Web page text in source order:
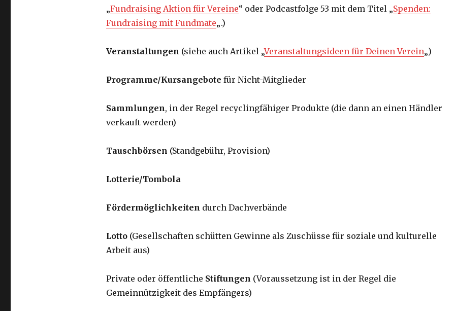
„Fundraising Aktion für Vereine“ oder Podcastfolge 53 mit dem Titel „Spenden:
Fundraising mit Fundmate„.)
Veranstaltungen (siehe auch Artikel „Veranstaltungsideen für Deinen Verein„)
Programme/Kursangebote für Nicht-Mitglieder
Sammlungen, in der Regel recyclingfähiger Produkte (die dann an einen Händler
verkauft werden)
Tauschbörsen (Standgebühr, Provision)
Lotterie/Tombola
Fördermöglichkeiten durch Dachverbände
Lotto (Gesellschaften schütten Gewinne als Zuschüsse für soziale und kulturelle
Arbeit aus)
Private oder öffentliche Stiftungen (Voraussetzung ist in der Regel die
Gemeinnützigkeit des Empfängers)